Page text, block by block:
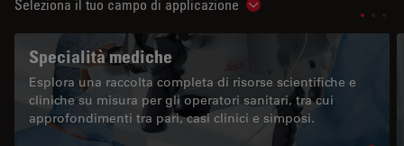
Seleziona il tuo campo di applicazione Show subnavigation
Specialità mediche
Esplora una raccolta completa di risorse scientifiche e
cliniche su misura per gli operatori sanitari, tra cui
approfondimenti tra pari, casi clinici e simposi.